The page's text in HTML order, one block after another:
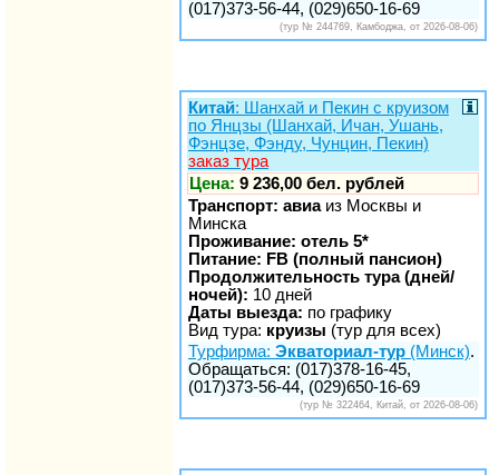
(017)373-56-44, (029)650-16-69
(тур № 244769, Камбоджа, от 2026-08-06)
Китай: Шанхай и Пекин с круизом
по Янцзы (Шанхай, Ичан, Ушань,
Фэнцзе, Фэнду, Чунцин, Пекин)
заказ тура
Цена: 9 236,00 бел. рублей
Транспорт: авиаиз Москвы и
Минска
Проживание: отель 5*
Питание: FB (полный пансион)
Продолжительность тура (дней/
ночей): 10 дней
Даты выезда: по графику
Вид тура: круизы (тур для всех)
Турфирма: Экваториал-тур (Минск).
Обращаться: (017)378-16-45,
(017)373-56-44, (029)650-16-69
(тур № 322464, Китай, от 2026-08-06)